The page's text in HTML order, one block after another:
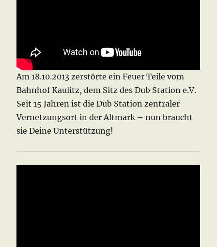
Am 18.10.2013 zerstörte ein Feuer Teile vom
Bahnhof Kaulitz, dem Sitz des Dub Station e.V.
Seit 15 Jahren ist die Dub Station zentraler
Vernetzungsort in der Altmark – nun braucht
sie Deine Unterstützung!